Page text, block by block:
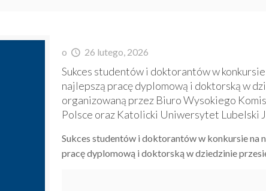
o 26 lutego, 2026
Sukces studentów i doktorantów w
najlepszą pracę dyplomową i doktorską w
organizowaną przez Biuro Wysokiego
Polsce oraz Katolicki Uniwersytet Lubelski
Sukces studentów i doktorantów w konkursie na
pracę dyplomową i doktorską w dziedzinie